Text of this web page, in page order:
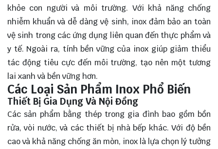
khỏe con người và môi trường. Với khả năng chống
nhiễm khuẩn và dễ dàng vệ sinh, inox đảm bảo an toàn
vệ sinh trong các ứng dụng liên quan đến thực phẩm và
y tế. Ngoài ra, tính bền vững của inox giúp giảm thiểu
tác động tiêu cực đến môi trường, tạo nên một tương
lai xanh và bền vững hơn.
Các Loại Sản Phẩm Inox Phổ Biến
Thiết Bị Gia Dụng Và Nội Đồng
Các sản phẩm bằng thép trong gia đình bao gồm bồn
rửa, vòi nước, và các thiết bị nhà bếp khác. Với độ bền
cao và khả năng chống ăn mòn, inox là lựa chọn lý tưởng